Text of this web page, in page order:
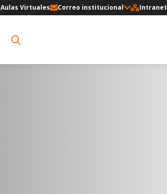
Aulas Virtuales Correo institucional Intranet